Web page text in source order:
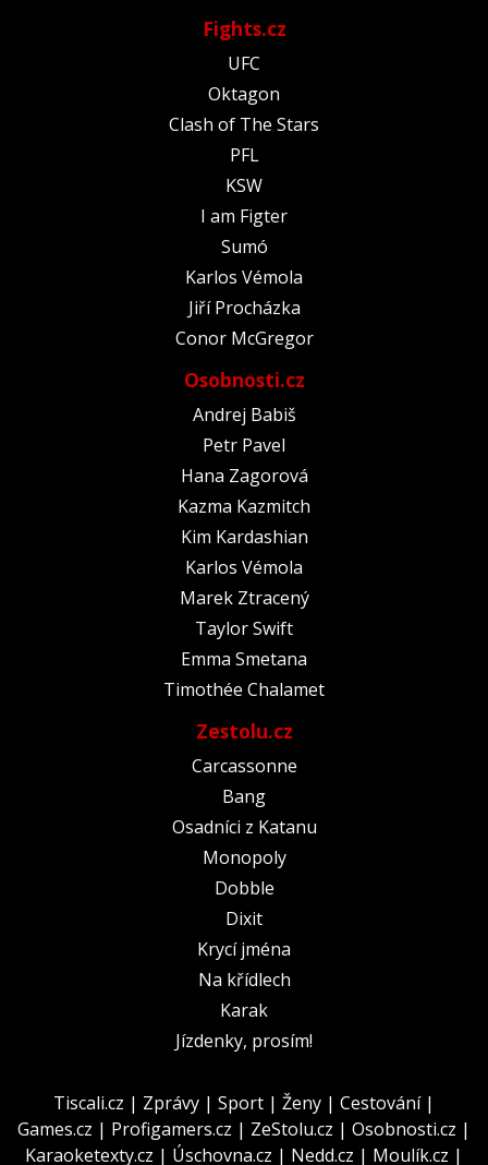
Fights.cz
UFC
Oktagon
Clash of The Stars
PFL
KSW
I am Figter
Sumó
Karlos Vémola
Jiří Procházka
Conor McGregor
Osobnosti.cz
Andrej Babiš
Petr Pavel
Hana Zagorová
Kazma Kazmitch
Kim Kardashian
Karlos Vémola
Marek Ztracený
Taylor Swift
Emma Smetana
Timothée Chalamet
Zestolu.cz
Carcassonne
Bang
Osadníci z Katanu
Monopoly
Dobble
Dixit
Krycí jména
Na křídlech
Karak
Jízdenky, prosím!
Tiscali.cz | Zprávy | Sport | Ženy | Cestování|
Games.cz | Profigamers.cz | ZeStolu.cz | Osobnosti.cz |
Karaoketexty.cz | Úschovna.cz | Nedd.cz | Moulík.cz |